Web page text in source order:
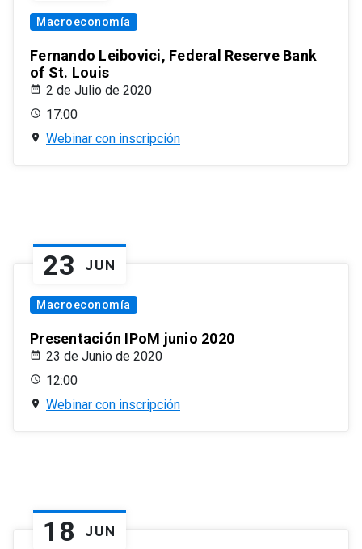
Macroeconomía
Fernando Leibovici, Federal Reserve Bank
of St. Louis
2 de Julio de 2020
17:00
Webinar con inscripción
23 JUN
Macroeconomía
Presentación IPoM junio 2020
23 de Junio de 2020
12:00
Webinar con inscripción
18 JUN